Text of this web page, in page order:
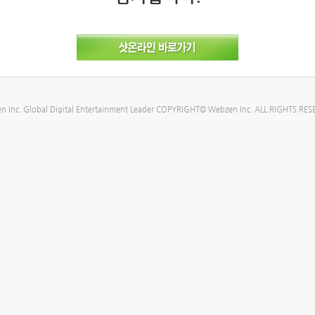
Inc. Global Digital Entertainment Leader COPYRIGHT© Webzen Inc. ALL RIGHTS